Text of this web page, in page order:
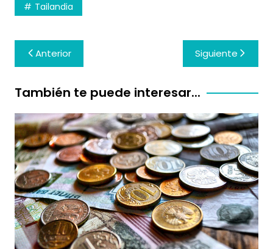
Tailandia
Navegación
de
entradas
Anterior Siguiente
También te puede interesar...